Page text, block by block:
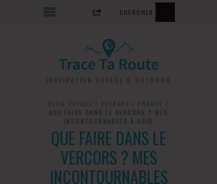
QUE FAIRE DANS LE
VERCORS ? MES
INCONTOURNABLES